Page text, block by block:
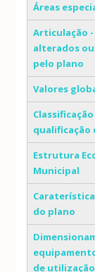
Áreas
Articulação -
alterados
pelo plano
Valores
Classificação
qualificação
Estrutura
Municipal
do plano
de